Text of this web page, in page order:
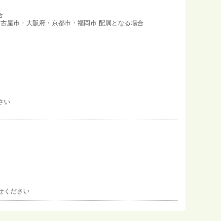
市・大阪府・京都市・福岡市 配属となる場合
い
ください